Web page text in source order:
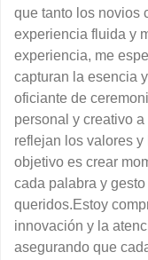
que tanto los novios
experiencia fluida y
experiencia, me
capturan la esencia
oficiante de
personal y creativo
reflejan los valores
objetivo es crear
cada palabra y
queridos.Estoy
innovación y la
asegurando que